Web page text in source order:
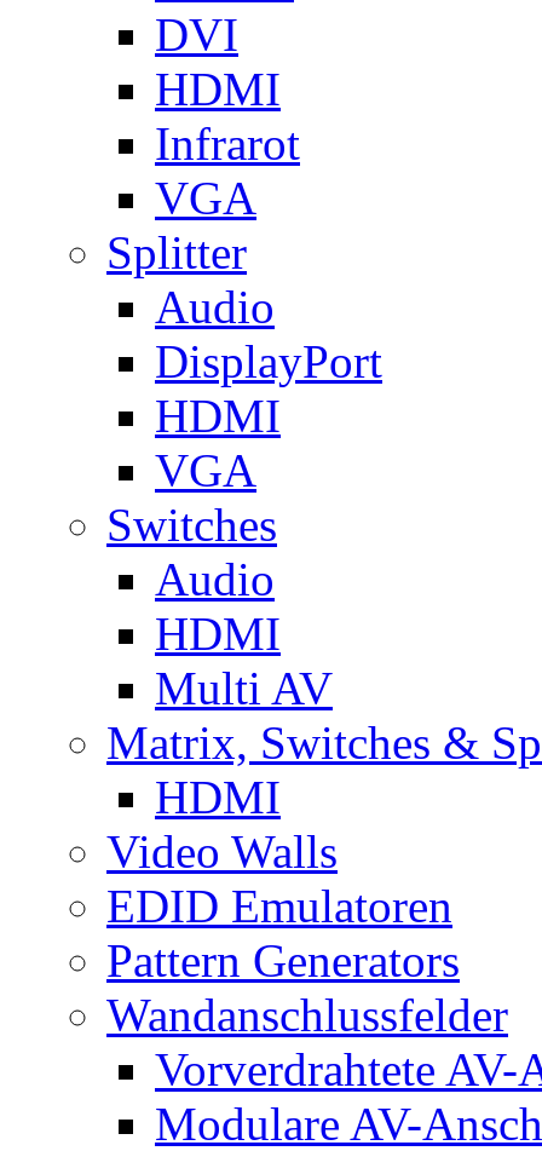
DVI
HDMI
Infrarot
VGA
Splitter
Audio
DisplayPort
HDMI
VGA
Switches
Audio
HDMI
Multi AV
Matrix, Switches &
HDMI
Video Walls
EDID Emulatoren
Pattern Generators
Wandanschlussfelder
Vorverdrahtete AV-
Modulare AV-